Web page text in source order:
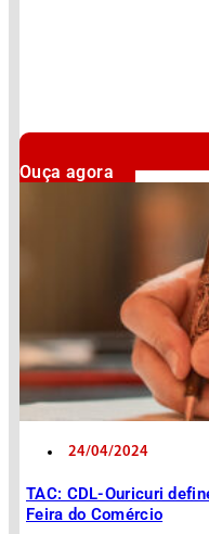
Ouça agora
24/04/2024
TAC: CDL-Ouricuri
Feira do Comércio